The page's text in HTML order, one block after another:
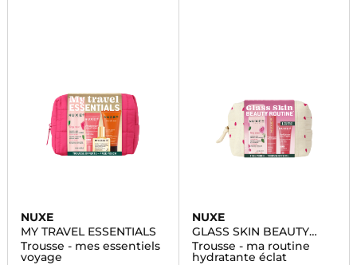
NUXE
MY TRAVEL ESSENTIALS
Trousse - mes essentiels
voyage
NUXE
GLASS SKIN BEAUTY
ROUTINE
Trousse - ma routine
hydratante éclat